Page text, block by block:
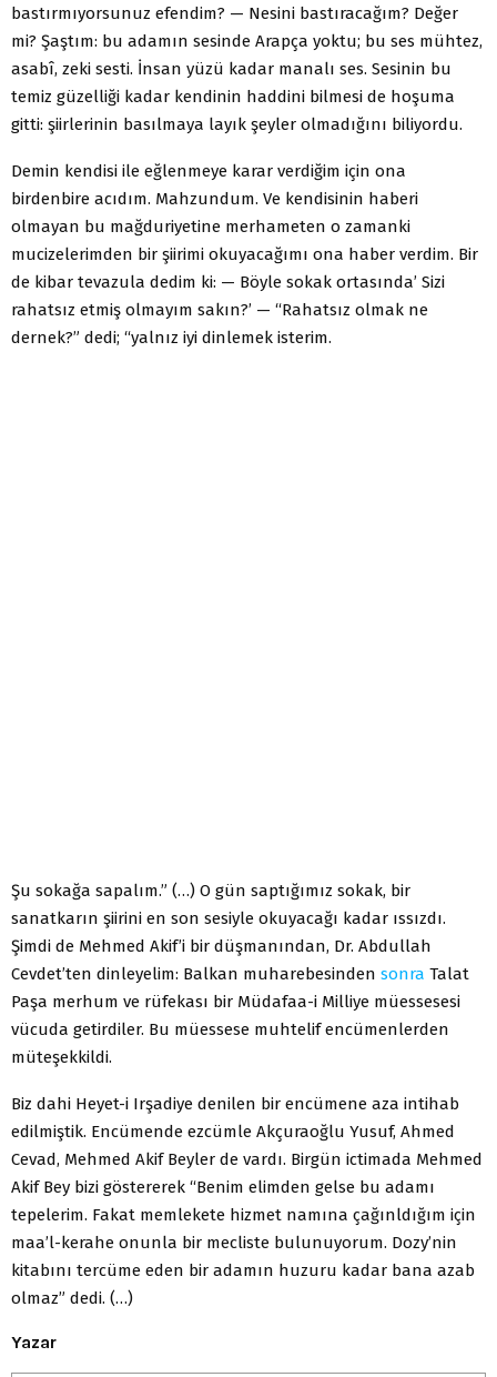
bastırmıyorsunuz efendim? — Nesini bastıracağım? Değer
mi? Şaştım: bu adamın sesinde Arapça yoktu; bu ses mühtez,
asabî, zeki sesti. İnsan yüzü kadar manalı ses. Sesinin bu
temiz güzelliği kadar kendinin haddini bilmesi de hoşuma
gitti: şiirlerinin basılmaya layık şeyler olmadığını biliyordu.
Demin kendisi ile eğlenmeye karar verdiğim için ona
birdenbire acıdım. Mahzundum. Ve kendisinin haberi
olmayan bu mağduriyetine merhameten o zamanki
mucizelerimden bir şiirimi okuyacağımı ona haber verdim. Bir
de kibar tevazula dedim ki: — Böyle sokak ortasında’ Sizi
rahatsız etmiş olmayım sakın?’ — “Rahatsız olmak ne
dernek?” dedi; “yalnız iyi dinlemek isterim.
Şu sokağa sapalım.” (…) O gün saptığımız sokak, bir
sanatkarın şiirini en son sesiyle okuyacağı kadar ıssızdı.
Şimdi de Mehmed Akif’i bir düşmanından, Dr. Abdullah
Cevdet’ten dinleyelim: Balkan muharebesinden sonra Talat
Paşa merhum ve rüfekası bir Müdafaa-i Milliye müessesesi
vücuda getirdiler. Bu müessese muhtelif encümenlerden
müteşekkildi.
Biz dahi Heyet-i Irşadiye denilen bir encümene aza intihab
edilmiştik. Encümende ezcümle Akçuraoğlu Yusuf, Ahmed
Cevad, Mehmed Akif Beyler de vardı. Birgün ictimada Mehmed
Akif Bey bizi göstererek “Benim elimden gelse bu adamı
tepelerim. Fakat memlekete hizmet namına çağınldığım için
maa’l-kerahe onunla bir mecliste bulunuyorum. Dozy’nin
kitabını tercüme eden bir adamın huzuru kadar bana azab
olmaz” dedi. (…)
Yazar